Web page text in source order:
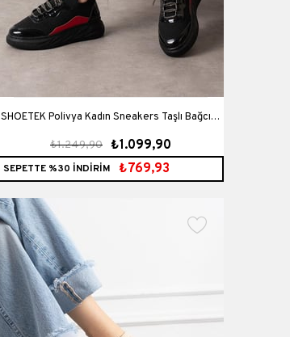
SHOETEK Polivya Kadın Sneakers Taşlı Bağcıklı
Triko Dokumalı Spor Ayakkabı Siyah/Kırmızı
₺1.099,90
₺1.249,90
SEPETTE %30 İNDİRİM ₺769,93